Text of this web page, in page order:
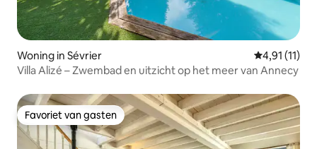
Woning in Sévrier Gemiddelde
4,91 (11)
Villa Alizé – Zwembad en uitzicht op het meer van Annecy
Favoriet van gasten
Favoriet van gasten